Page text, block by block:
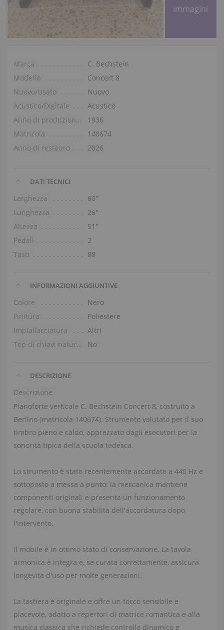
immagini
Marca
C. Bechstein
Modello
Concert 8
Nuovo/Usato
Nuovo
Acustico/Digitale
Acustico
Anno di produzione
1936
Matricola
140674
Anno di restauro
2026
DATI TECNICI
Larghezza
60″
Lunghezza
26″
Altezza
51″
Pedali
2
Tasti
88
INFORMAZIONI AGGIUNTIVE
Colore
Nero
Finitura
Poliestere
Impiallacciatura
Altri
Top di chiavi naturali
No
DESCRIZIONE
Descrizione
Pianoforte verticale C. Bechstein Concert 8, costruito a
Berlino (matricola 140674). Strumento valutato per il suo
timbro pieno e caldo, apprezzato dagli esecutori per la
sonorità tipica della scuola tedesca.
Lo strumento è stato recentemente accordato a 440 Hz e
sottoposto a messa a punto: la meccanica mantiene
componenti originali e presenta un funzionamento
regolare, con buona stabilità dell'accordatura dopo
l'intervento.
Il mobile è in ottimo stato di conservazione. La tavola
armonica è integra e, se curata correttamente, assicura
longevità d'uso per molte generazioni.
La tastiera è originale e offre un tocco sensibile e
piacevole, adatto a repertori di matrice romantica e alla
musica classica che richiede controllo dinamico e